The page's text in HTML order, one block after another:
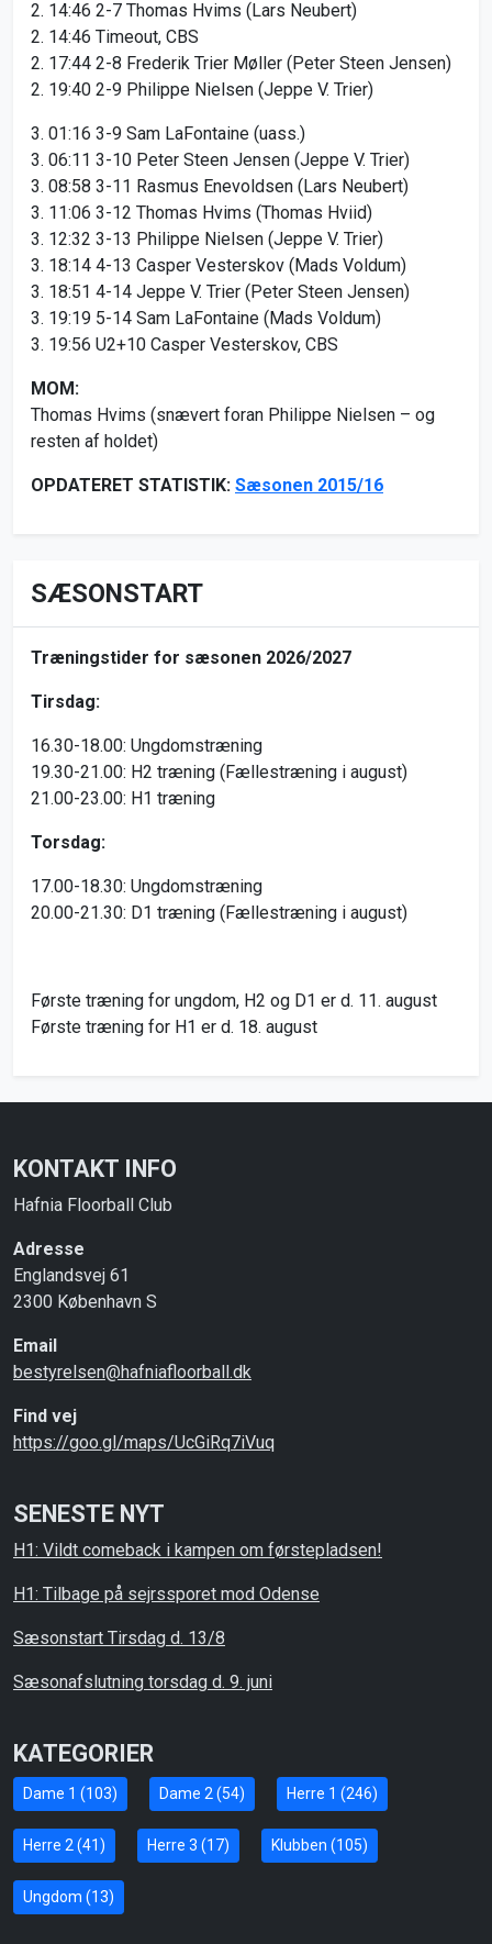
2. 14:46 2-7 Thomas Hvims (Lars Neubert)
2. 14:46 Timeout, CBS
2. 17:44 2-8 Frederik Trier Møller (Peter Steen Jensen)
2. 19:40 2-9 Philippe Nielsen (Jeppe V. Trier)
3. 01:16 3-9 Sam LaFontaine (uass.)
3. 06:11 3-10 Peter Steen Jensen (Jeppe V. Trier)
3. 08:58 3-11 Rasmus Enevoldsen (Lars Neubert)
3. 11:06 3-12 Thomas Hvims (Thomas Hviid)
3. 12:32 3-13 Philippe Nielsen (Jeppe V. Trier)
3. 18:14 4-13 Casper Vesterskov (Mads Voldum)
3. 18:51 4-14 Jeppe V. Trier (Peter Steen Jensen)
3. 19:19 5-14 Sam LaFontaine (Mads Voldum)
3. 19:56 U2+10 Casper Vesterskov, CBS
MOM:
Thomas Hvims (snævert foran Philippe Nielsen – og
resten af holdet)
OPDATERET STATISTIK: Sæsonen 2015/16
SÆSONSTART
Træningstider for sæsonen 2026/2027
Tirsdag:
16.30-18.00: Ungdomstræning
19.30-21.00: H2 træning (Fællestræning i august)
21.00-23.00: H1 træning
Torsdag:
17.00-18.30: Ungdomstræning
20.00-21.30: D1 træning (Fællestræning i august)
Første træning for ungdom, H2 og D1 er d. 11. august
Første træning for H1 er d. 18. august
KONTAKT INFO
Hafnia Floorball Club
Adresse
Englandsvej 61
2300 København S
Email
bestyrelsen@hafniafloorball.dk
Find vej
https://goo.gl/maps/UcGiRq7iVuq
SENESTE NYT
H1: Vildt comeback i kampen om førstepladsen!
H1: Tilbage på sejrssporet mod Odense
Sæsonstart Tirsdag d. 13/8
Sæsonafslutning torsdag d. 9. juni
KATEGORIER
Dame 1 (103) Dame 2 (54) Herre 1 (246)
Herre 2 (41) Herre 3 (17) Klubben (105)
Ungdom (13)